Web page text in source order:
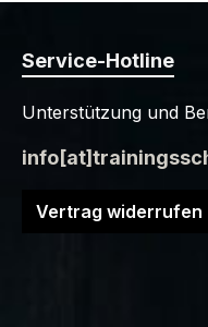
Service-Hotline
Unterstützung und
Vertrag widerrufen